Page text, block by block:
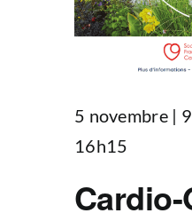
Cardio-
5 novembre |
16h15